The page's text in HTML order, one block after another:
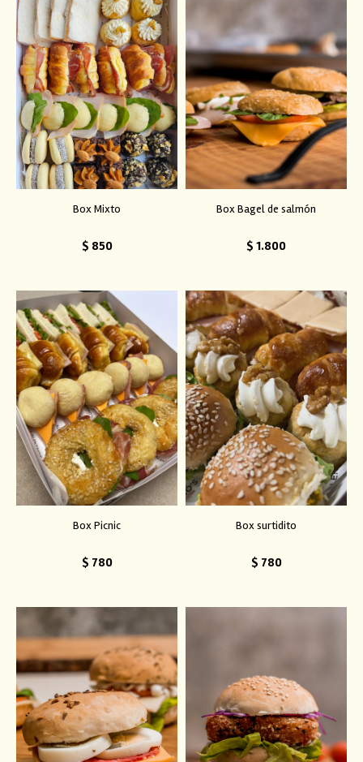
Box Mixto
$ 850
Box Bagel de salmón
$ 1.800
Box Picnic
$ 780
Box surtidito
$ 780